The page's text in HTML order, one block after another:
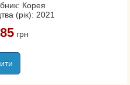
Корея
(рік): 2021
грн